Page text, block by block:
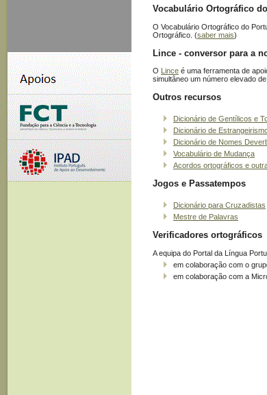
Vocabulário Ortográfico
O Vocabulário Ortográfico do
Ortográfico. (saber mais)
Lince - conversor para a
O Lince é uma ferramenta de
simultâneo um número elevado
Outros recursos
Dicionário de Gentílicos e
Dicionário de
Dicionário de Nomes
Vocabulário de Mudança
Acordos ortográficos e
Jogos e Passatempos
Dicionário para Cruzadistas
Mestre de Palavras
Verificadores ortográficos
A equipa do Portal da Língua
em colaboração com o
em colaboração com a